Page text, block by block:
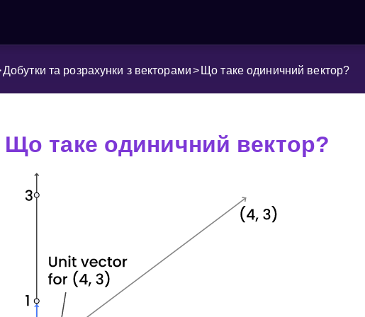
Добутки та розрахунки з векторами> Що таке одиничний вектор?
Що таке одиничний вектор?